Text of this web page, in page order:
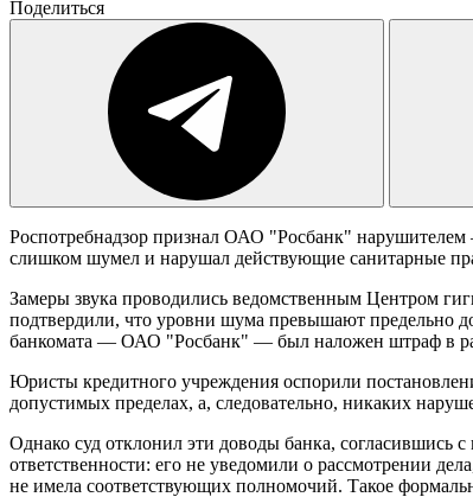
Поделиться
Роспотребнадзор признал ОАО "Росбанк"
слишком шумел и нарушал действующие санитарные
Замеры звука проводились ведомственным Центром
подтвердили, что уровни шума превышают предельно
банкомата — ОАО "Росбанк" — был наложен штраф в
Юристы кредитного учреждения оспорили
допустимых пределах, а, следовательно, никаких
Однако суд отклонил эти доводы банка, согласившись
ответственности: его не уведомили о рассмотрении
не имела соответствующих полномочий. Такое